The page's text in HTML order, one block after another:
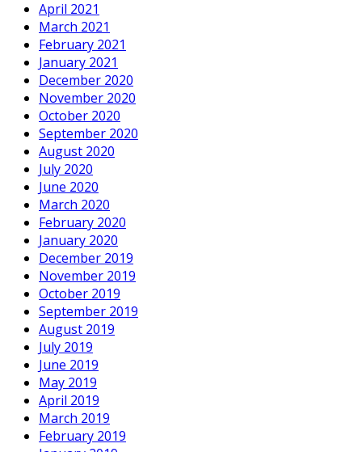
April 2021
March 2021
February 2021
January 2021
December 2020
November 2020
October 2020
September 2020
August 2020
July 2020
June 2020
March 2020
February 2020
January 2020
December 2019
November 2019
October 2019
September 2019
August 2019
July 2019
June 2019
May 2019
April 2019
March 2019
February 2019